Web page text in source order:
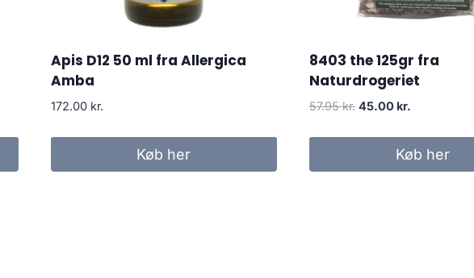
Apis D12 50 ml fra Allergica
Amba
172.00 kr.
Køb her
8403 the 125gr fra
Naturdrogeriet
57.95kr. Den
45.00 kr.
er:
Køb her